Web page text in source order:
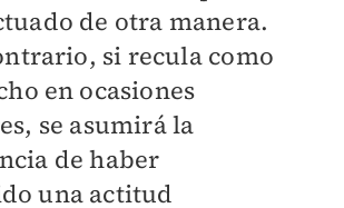
de otra manera.
si recula como
en ocasiones
se asumirá la
de haber
una actitud